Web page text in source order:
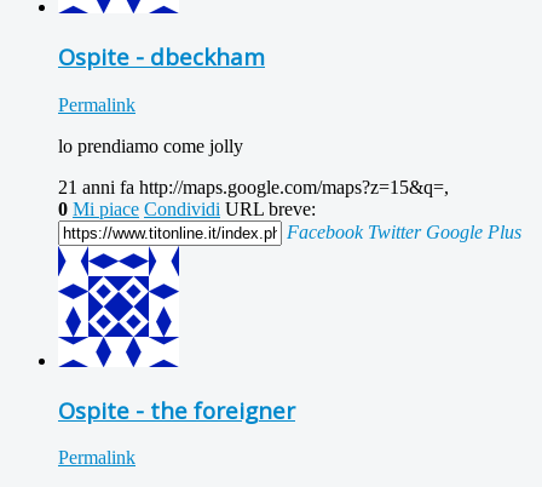
Ospite - dbeckham
Permalink
lo prendiamo come jolly
21 anni fa http://maps.google.com/maps?z=15&q=,
0 Mi piace Condividi URL breve:
Facebook Twitter Google Plus
Ospite - the foreigner
Permalink